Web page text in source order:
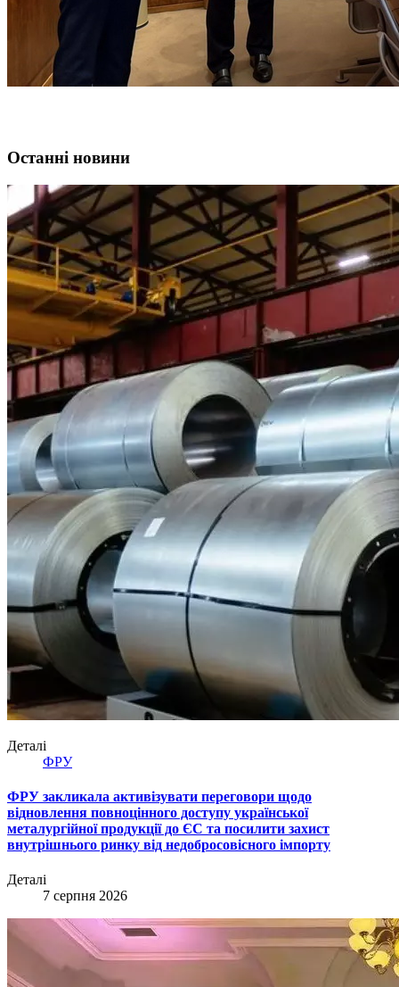
Останні новини
Деталі
ФРУ
ФРУ закликала активізувати переговори щодо
відновлення повноцінного доступу української
металургійної продукції до ЄС та посилити захист
внутрішнього ринку від недобросовісного імпорту
Деталі
7 серпня 2026